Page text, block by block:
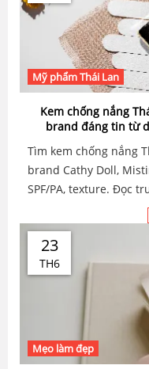
Mỹ phẩm Thái Lan
Kem chống nắng
brand đáng tin từ
Tìm kem chống nắng
brand Cathy Doll,
SPF/PA, texture. Đọc
23
TH6
Mẹo làm đẹp